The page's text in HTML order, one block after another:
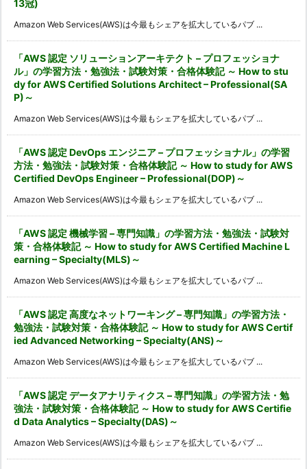
13冠)
Amazon Web Services(AWS)は今最もシェアを拡大しているパブ ...
「AWS 認定 ソリューションアーキテクト – プロフェッショナ
ル」の学習方法・勉強法・試験対策・合格体験記 ～ How to stu
dy for AWS Certified Solutions Architect – Professional(SA
P)～
Amazon Web Services(AWS)は今最もシェアを拡大しているパブ ...
「AWS 認定 DevOps エンジニア – プロフェッショナル」の学習
方法・勉強法・試験対策・合格体験記 ～ How to study for AWS
Certified DevOps Engineer – Professional(DOP)～
Amazon Web Services(AWS)は今最もシェアを拡大しているパブ ...
「AWS 認定 機械学習 – 専門知識」の学習方法・勉強法・試験対
策・合格体験記 ～ How to study for AWS Certified Machine L
earning – Specialty(MLS)～
Amazon Web Services(AWS)は今最もシェアを拡大しているパブ ...
「AWS 認定 高度なネットワーキング – 専門知識」の学習方法・
勉強法・試験対策・合格体験記 ～ How to study for AWS Certif
ied Advanced Networking – Specialty(ANS)～
Amazon Web Services(AWS)は今最もシェアを拡大しているパブ ...
「AWS 認定 データアナリティクス – 専門知識」の学習方法・勉
強法・試験対策・合格体験記 ～ How to study for AWS Certifie
d Data Analytics – Specialty(DAS)～
Amazon Web Services(AWS)は今最もシェアを拡大しているパブ ...